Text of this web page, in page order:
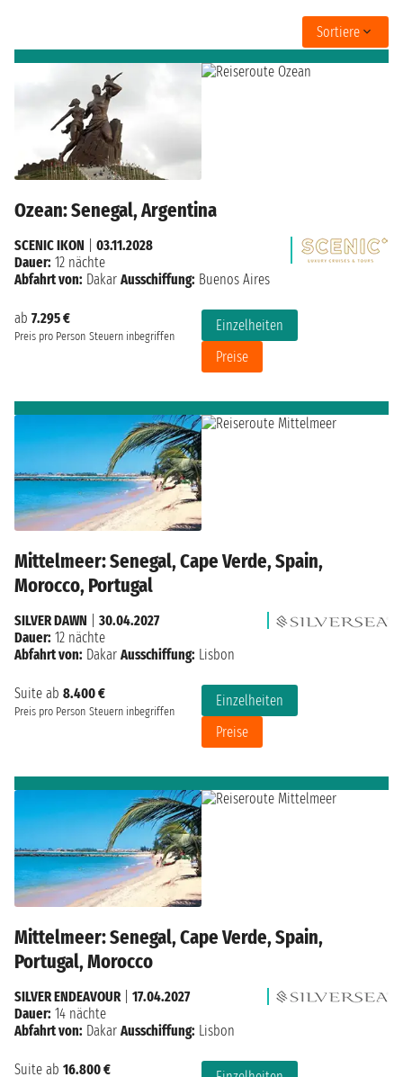
Sortiere
Ozean: Senegal, Argentina
ab 7.295 €
Preis pro Person Steuern inbegriffen
Einzelheiten
Preise
SCENIC IKON
03.11.2028
Dauer: 12 nächte
Abfahrt von: Dakar Ausschiffung: Buenos Aires
Mittelmeer: Senegal, Cape Verde, Spain,
Morocco, Portugal
Suite ab 8.400 €
Preis pro Person Steuern inbegriffen
Einzelheiten
Preise
SILVER DAWN
30.04.2027
Dauer: 12 nächte
Abfahrt von: Dakar Ausschiffung: Lisbon
Mittelmeer: Senegal, Cape Verde, Spain,
Portugal, Morocco
Suite ab 16.800 €
SILVER ENDEAVOUR
17.04.2027
Dauer: 14 nächte
Abfahrt von: Dakar Ausschiffung: Lisbon